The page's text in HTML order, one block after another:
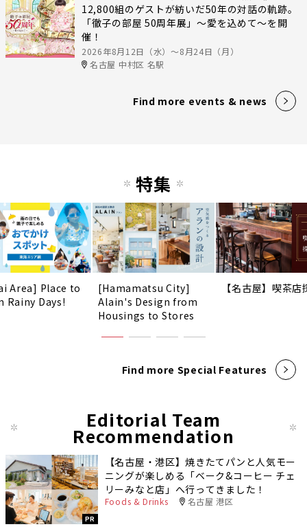
12,800組のゲストが紡いだ50年の対話の軌跡。
「徹子の部屋 50周年展」～愛を込めて～を開
催！
2026年8月12日（水）〜8月24日（月）
名古屋 中村区 名駅
Find more events & news
特集
Area] Place to
Rainy Days!
[Hamamatsu City]
Alain's Design from
Housings to Stores
【名古屋】喫茶店
Find more Special Features
Editorial Team
Recommendation
PR
【名古屋・港区】焼きたてパンと人気モー
ニングが楽しめる「ベーク&コーヒー チェ
リーみなと店」へ行ってきました！
Foods & Drinks 名古屋 港区